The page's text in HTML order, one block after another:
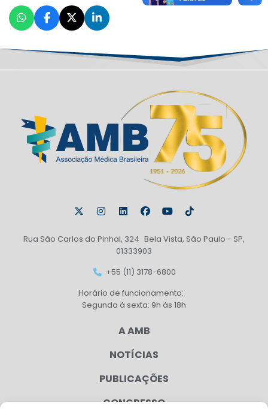
Rua São Carlos do Pinhal, 324 Bela Vista, São Paulo - SP,
01333903
+55 (11) 3178-6800
Horário de funcionamento:
Segunda à sexta: 9h às 18h
A AMB
NOTÍCIAS
PUBLICAÇÕES
CONGRESSO